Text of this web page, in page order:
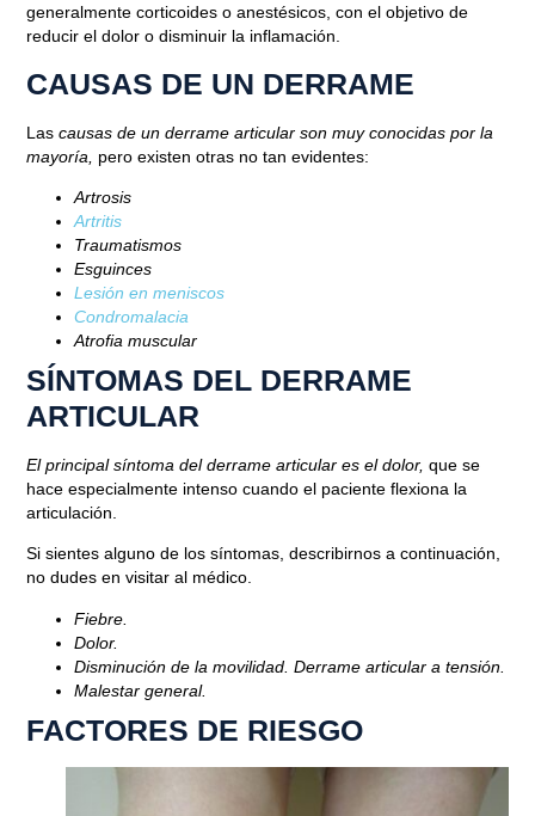
Blog
¿CÓMO PODEMOS TRATAR UN
DERRAME ARTICULAR?
generalmente corticoides o anestésicos, con el objetivo de
reducir el dolor o disminuir la inflamación.
CAUSAS DE UN DERRAME
Las causas de un derrame articular son muy conocidas por la
mayoría,
pero existen otras no tan evidentes:
Artrosis
Artritis
Traumatismos
Esguinces
Lesión en meniscos
Condromalacia
Atrofia muscular
SÍNTOMAS DEL DERRAME
ARTICULAR
El principal síntoma del derrame articular es el dolor, que se
hace especialmente intenso cuando el paciente flexiona la
articulación.
Si sientes alguno de los síntomas, describirnos a continuación,
no dudes en visitar al médico.
Fiebre.
Dolor.
Disminución de la movilidad. Derrame articular a tensión.
Malestar general.
FACTORES DE RIESGO